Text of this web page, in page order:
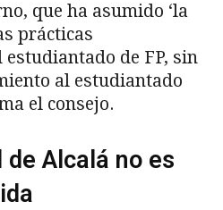
que ha asumido ‘la
prácticas
de FP, sin
al estudiantado
el consejo.
Alcalá no es